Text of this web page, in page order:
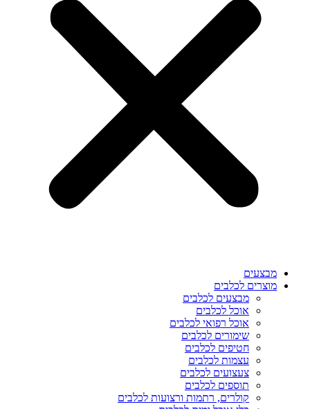
מבצעים
מוצרים לכלבים
מבצעים לכלבים
אוכל לכלבים
אוכל רפואי לכלבים
שימורים לכלבים
חטיפים לכלבים
עצמות לכלבים
צעצועים לכלבים
תוספים לכלבים
קולרים, רתמות ורצועות לכלבים